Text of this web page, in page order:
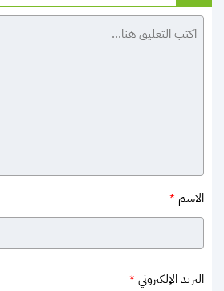
الاسم *
البريد الإلكتروني *